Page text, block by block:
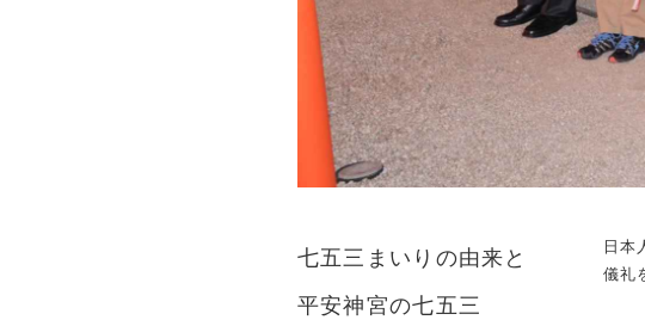
七五三まいりの由来と
平安神宮の七五三
日本
儀礼